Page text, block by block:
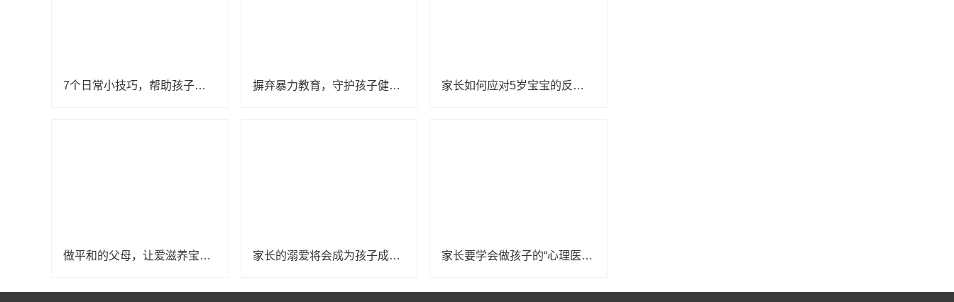
7个日常小技巧，帮助孩子提升智力 摒弃暴力教育，守护孩子健康成长 家长如何应对5岁宝宝的反抗行为？这4个小技巧可以了解一下
做平和的父母，让爱滋养宝贝成长 家长的溺爱将会成为孩子成长过程中的枷锁 家长要学会做孩子的“心理医生”